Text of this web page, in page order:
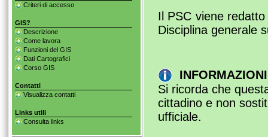
Criteri di accesso
GIS?
Descrizione
Come lavora
Funzioni del GIS
Dati Cartografici
Corso GIS
Contatti
Visualizza contatti
Links utili
Consulta links
Il PSC viene
Disciplina generale
Si ricorda che
cittadino e non
ufficiale.